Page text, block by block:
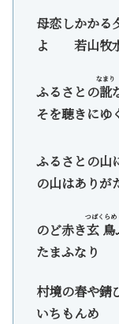
母恋しかかる
よ 若山牧
ふるさとの訛
なまり
そを聴きに
ふるさとの山
の山はあり
のど赤き玄鳥
つばくらめ
たまふなり
村境の春や錆
いちもんめ